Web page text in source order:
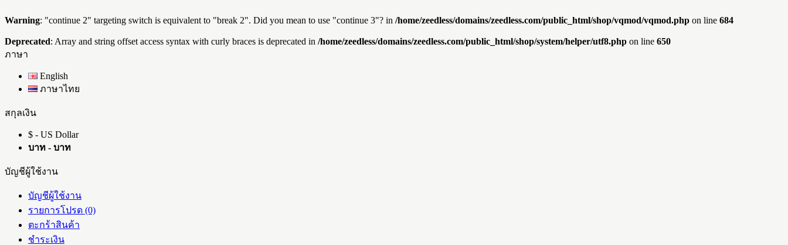
Warning: "continue 2" targeting switch is equivalent to "break 2". Did you mean to use "continue 3"? in /home/zeedless/domains/zeedless.com/public_html/shop/vqmod/vqmod.php on line 684
Deprecated: Array and string offset access syntax with curly braces is deprecated in /home/zeedless/domains/zeedless.com/public_html/shop/system/helper/utf8.php on line 650
ภาษา
English
ภาษาไทย
สกุลเงิน
$ - US Dollar
บาท - บาท
บัญชีผู้ใช้งาน
บัญชีผู้ใช้งาน
รายการโปรด (0)
ตะกร้าสินค้า
ชำระเงิน